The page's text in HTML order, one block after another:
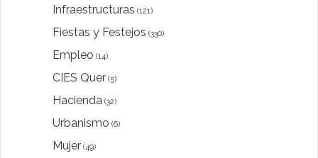
Infraestructuras (121)
Fiestas y Festejos (330)
Empleo (14)
CIES Quer (5)
Hacienda (32)
Urbanismo (6)
Mujer (49)